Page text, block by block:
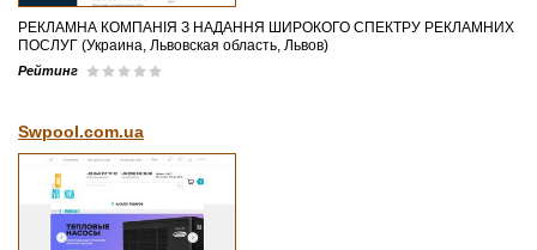
РЕКЛАМНА КОМПАНІЯ З НАДАННЯ ШИРОКОГО СПЕКТРУ РЕКЛАМНИХ
ПОСЛУГ (Украина, Львовская область, Львов)
Рейтинг
Swpool.com.ua